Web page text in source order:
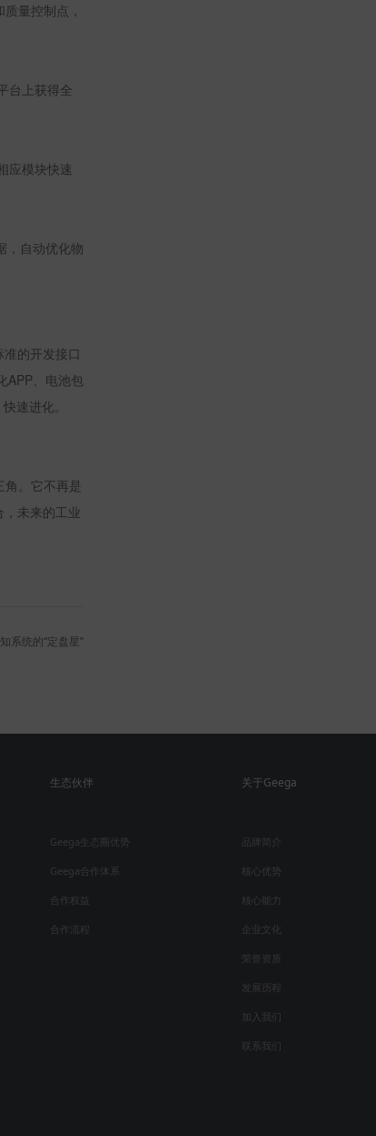
量控制点，
台上获得全
应模块快速
，自动优化物
的开发接口
APP、电池包
速进化。
角。它不再是
未来的工业
系统的“定盘星”
生态伙伴
Geega生态圈优势
Geega合作体系
合作权益
合作流程
关于Geega
品牌简介
核心优势
核心能力
企业文化
荣誉资质
发展历程
加入我们
联系我们